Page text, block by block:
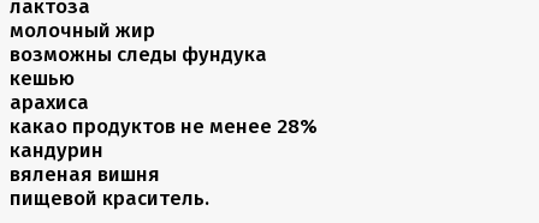
лактоза
молочный жир
возможны следы фундука
кешью
арахиса
какао продуктов не менее 28%
кандурин
вяленая вишня
пищевой краситель.